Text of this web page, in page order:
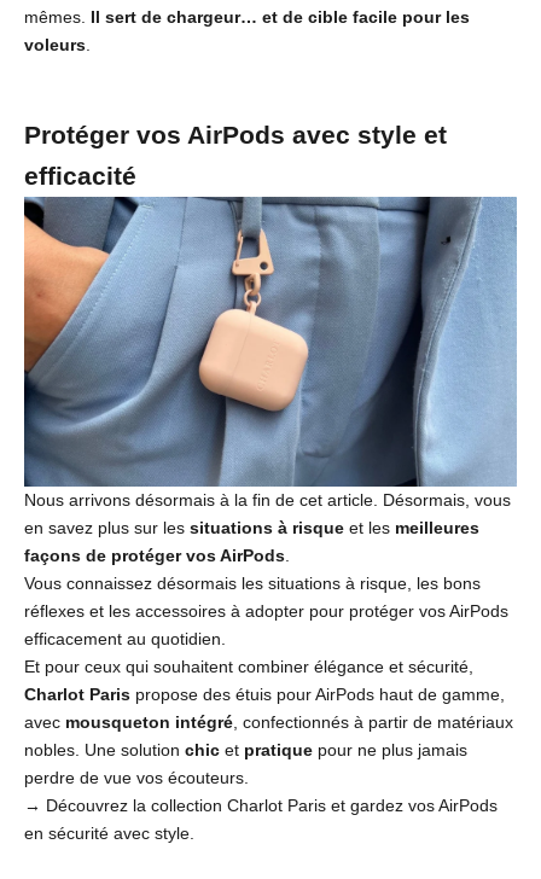
mêmes. Il sert de chargeur… et de cible facile pour les
voleurs
Protéger vos AirPods avec style et
efficacité
Nous arrivons désormais à la fin de cet article. Désormais, vous
en savez plus sur les situations à risque et les meilleures
façons de protéger vos AirPods
Vous connaissez désormais les situations à risque, les bons
réflexes et les accessoires à adopter pour protéger vos AirPods
efficacement au quotidien.
Et pour ceux qui souhaitent combiner élégance et sécurité,
Charlot Paris propose des étuis pour AirPods haut de gamme
avec mousqueton intégré , confectionnés à partir de matériaux
nobles. Une solution chic et pratique pour ne plus jamais
perdre de vue vos écouteurs.
→ Découvrez la collection Charlot Paris et gardez vos AirPods
en sécurité avec style.